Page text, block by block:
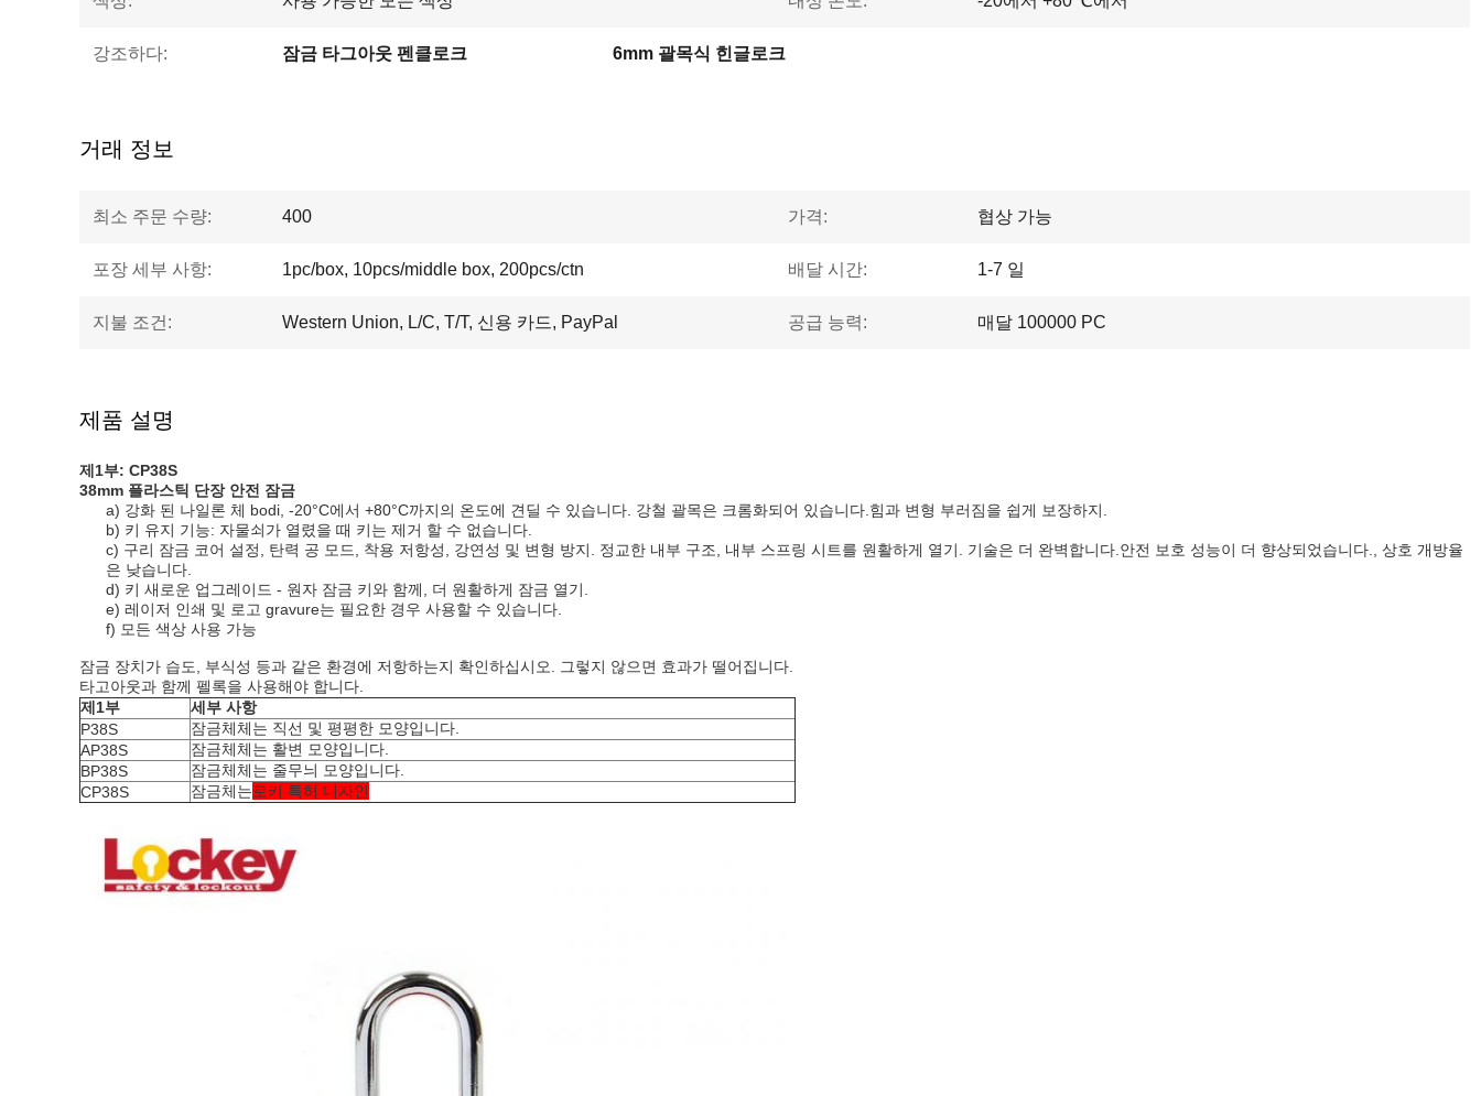
강조하다: 잠금 타그아웃 펜클로크 6mm 괄목식 힌글로크
거래 정보
최소 주문 수량: 400 가격: 협상 가능
포장 세부 사항: 1pc/box, 10pcs/middle box, 200pcs/ctn 배달 시간: 1-7 일
지불 조건: Western Union, L/C, T/T, 신용 카드, PayPal 공급 능력: 매달 100000 PC
제품 설명
제1부: CP38S
38mm 플라스틱 단장 안전 잠금
a) 강화 된 나일론 체 bodi, -20°C에서 +80°C까지의 온도에 견딜 수 있습니다. 강철 괄목은 크롬화되어 있습니다.힘과 변형 부러짐을 쉽게 보장하지.
b) 키 유지 기능: 자물쇠가 열렸을 때 키는 제거 할 수 없습니다.
c) 구리 잠금 코어 설정, 탄력 공 모드, 착용 저항성, 강연성 및 변형 방지. 정교한 내부 구조, 내부 스프링 시트를 원활하게 열기. 기술은 더 완벽합니다.안전 보호 성능이 더 향상되었습니다., 상호 개방율
은 낮습니다.
d) 키 새로운 업그레이드 - 원자 잠금 키와 함께, 더 원활하게 잠금 열기.
e) 레이저 인쇄 및 로고 gravure는 필요한 경우 사용할 수 있습니다.
f) 모든 색상 사용 가능
잠금 장치가 습도, 부식성 등과 같은 환경에 저항하는지 확인하십시오. 그렇지 않으면 효과가 떨어집니다.
타고아웃과 함께 펠록을 사용해야 합니다.
제1부
세부 사항
P38S
잠금체체는 직선 및 평평한 모양입니다.
AP38S
잠금체체는 활변 모양입니다.
BP38S
잠금체체는 줄무늬 모양입니다.
CP38S
잠금체는로키 특허 디자인